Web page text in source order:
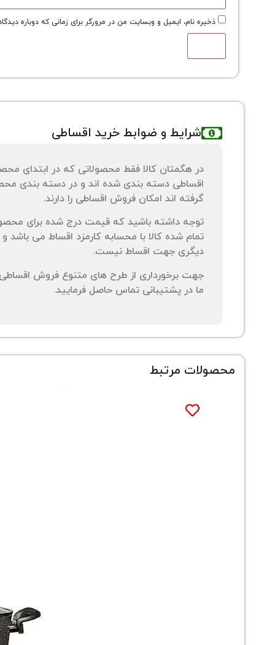
ذخیره نام، ایمیل و وبسایت من در مرورگر برای زمانی که دوباره
شرایط و ضوابط خرید اقساطی
در هگمتان کالا فقط محصولاتی که در ابتدای
اقساطی دسته بندی شده اند و در دسته بندی
گرفته اند امکان فروش اقساطی را دارند.
توجه داشته باشید که قیمت درج شده برای
تمام شده کالا با محسابه کارمزد اقساط می باشد
دیگری جهت اقساط نیست.
جهت برخورداری از طرح های متنوع فروش اقساطی
ما در پشتیبانی تماس حاصل فرمایید.
محصولات مرتبط